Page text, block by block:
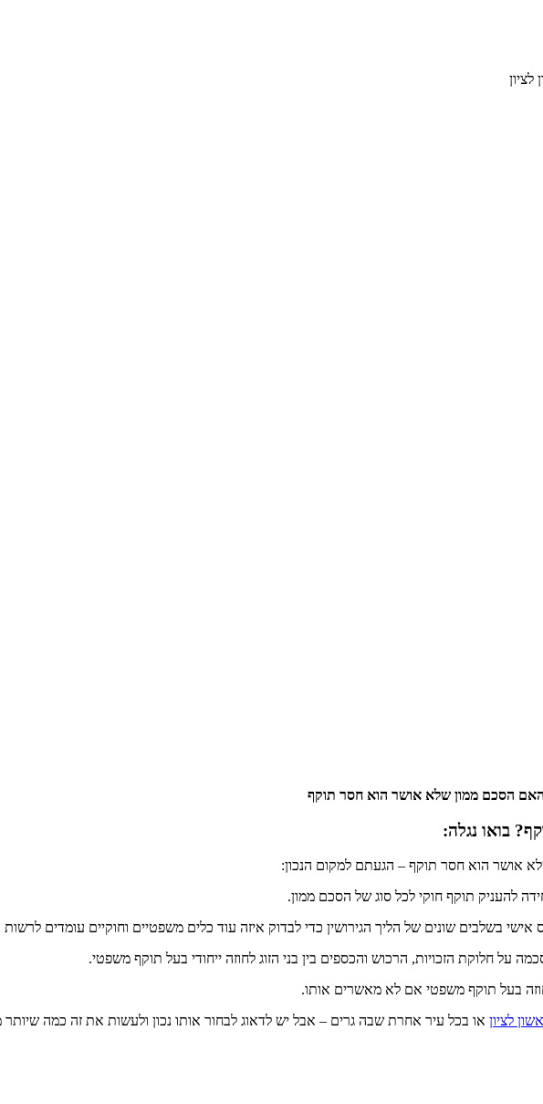
האם הסכם ממון שלא אושר הוא חסר תוקף
בואו נגלה:
הוא חסר תוקף – הגעתם למקום הנכון:
להעניק תוקף חוקי לכל סוג של הסכם ממון.
בשלבים שונים של הליך הגירושין כדי לבדוק איזה עוד כלים משפטיים וחוקיים עומדים לרשות
חלוקת הזכויות, הרכוש והכספים בין בני הזוג לחוזה ייחודי בעל תוקף משפטי.
בעל תוקף משפטי אם לא מאשרים אותו.
לציון או בכל עיר אחרת שבה גרים – אבל יש לדאוג לבחור אותו נכון ולעשות את זה כמה